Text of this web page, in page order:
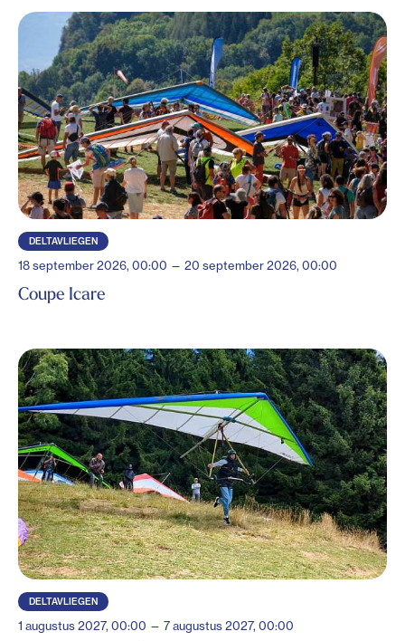
DELTAVLIEGEN
18 september 2026, 00:00 — 20 september 2026, 00:00
Coupe Icare
DELTAVLIEGEN
1 augustus 2027, 00:00 — 7 augustus 2027, 00:00